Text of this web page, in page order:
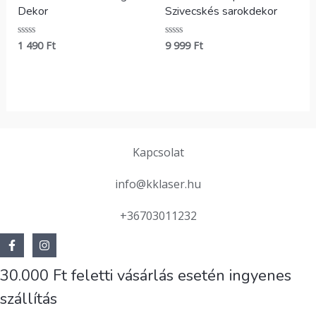
Dekor
Értékelés:
1 490 Ft
Szivecskés sarokdekor
Értékelés:
9 999 Ft
Kapcsolat
info@kklaser.hu
+36703011232
30.000 Ft feletti vásárlás esetén ingyenes
szállítás